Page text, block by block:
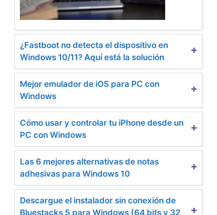
¿Fastboot no detecta el dispositivo en
Windows 10/11? Aquí está la solución
Mejor emulador de iOS para PC con
Windows
Cómo usar y controlar tu iPhone desde un
PC con Windows
Las 6 mejores alternativas de notas
adhesivas para Windows 10
Descargue el instalador sin conexión de
Bluestacks 5 para Windows (64 bits y 32